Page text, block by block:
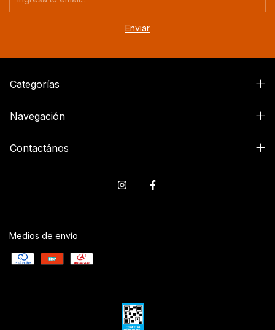
Categorías
Navegación
Contactános
Medios de envío